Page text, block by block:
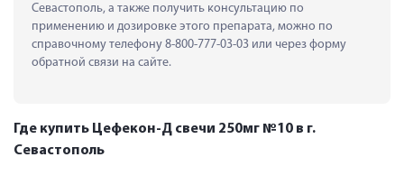
Севастополь, а также получить консультацию по
применению и дозировке этого препарата, можно по
справочному телефону 8-800-777-03-03 или через форму
обратной связи на сайте.
Где купить Цефекон-Д свечи 250мг №10 в г.
Севастополь